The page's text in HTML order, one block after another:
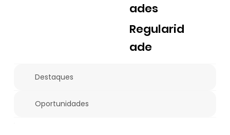
ades
Regularid
ade
Destaques
Oportunidades